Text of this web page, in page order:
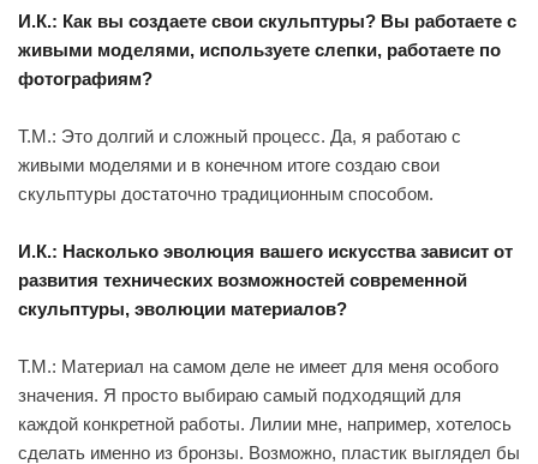
И.К.: Как вы создаете свои скульптуры? Вы работаете с
живыми моделями, используете слепки, работаете по
фотографиям?
Т.М.: Это долгий и сложный процесс. Да, я работаю с
живыми моделями и в конечном итоге создаю свои
скульптуры достаточно традиционным способом.
И.К.: Насколько эволюция вашего искусства зависит от
развития технических возможностей современной
скульптуры, эволюции материалов?
Т.М.: Материал на самом деле не имеет для меня особого
значения. Я просто выбираю самый подходящий для
каждой конкретной работы. Лилии мне, например, хотелось
сделать именно из бронзы. Возможно, пластик выглядел бы